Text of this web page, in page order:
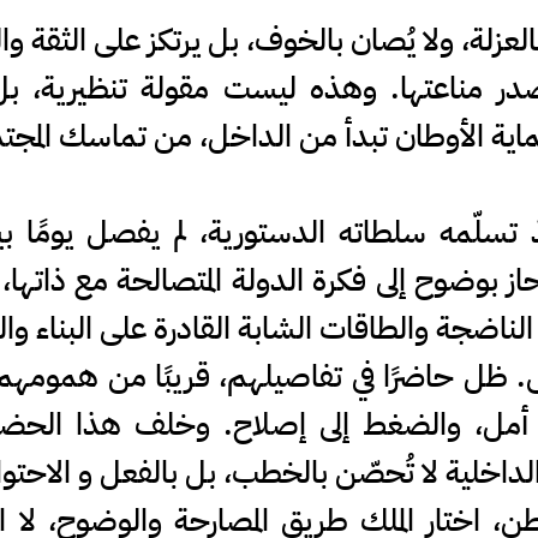
ولا يُصان بالخوف، بل يرتكز على الثقة
مناعتها. وهذه ليست مقولة تنظيرية،
الأوطان تبدأ من الداخل، من تماسك
تسلّمه سلطاته الدستورية، لم يفصل يومًا
بوضوح إلى فكرة الدولة المتصالحة مع
والطاقات الشابة القادرة على البناء
ظل حاضرًا في تفاصيلهم، قريبًا من
أمل، والضغط إلى إصلاح. وخلف هذا
لا تُحصّن بالخطب، بل بالفعل و
الملك طريق المصارحة والوضوح، لا